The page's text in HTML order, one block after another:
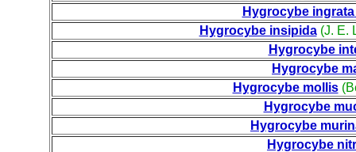
Hygrocybe ingrata
Hygrocybe insipida(J. E.
Hygrocybe
Hygrocybe
Hygrocybe mollis
Hygrocybe
Hygrocybe
Hygrocybe